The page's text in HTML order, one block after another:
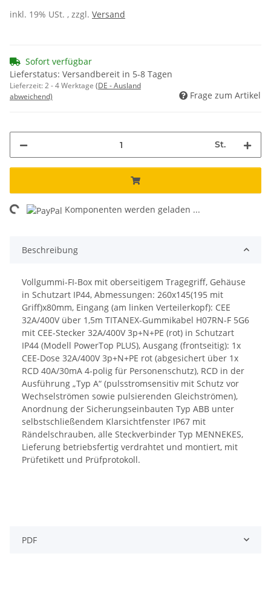
inkl. 19% USt. , zzgl. Versand
Sofort verfügbar
Lieferstatus: Versandbereit in 5-8 Tagen
Lieferzeit:2 - 4 Werktage (DE - Ausland
abweichend)
Frage zum Artikel
St.
Komponenten werden geladen ...
Beschreibung
Vollgummi-FI-Box mit oberseitigem Tragegriff, Gehäuse
in Schutzart IP44, Abmessungen: 260x145(195 mit
Griff)x80mm, Eingang (am linken Verteilerkopf): CEE
32A/400V über 1,5m TITANEX-Gummikabel H07RN-F 5G6
mit CEE-Stecker 32A/400V 3p+N+PE (rot) in Schutzart
IP44 (Modell PowerTop PLUS), Ausgang (frontseitig): 1x
CEE-Dose 32A/400V 3p+N+PE rot (abgesichert über 1x
RCD 40A/30mA 4-polig für Personenschutz), RCD in der
Ausführung „Typ A“ (pulsstromsensitiv mit Schutz vor
Wechselströmen sowie pulsierenden Gleichströmen),
Anordnung der Sicherungseinbauten Typ ABB unter
selbstschließendem Klarsichtfenster IP67 mit
Rändelschrauben, alle Steckverbinder Typ MENNEKES,
Lieferung betriebsfertig verdrahtet und montiert, mit
Prüfetikett und Prüfprotokoll.
PDF